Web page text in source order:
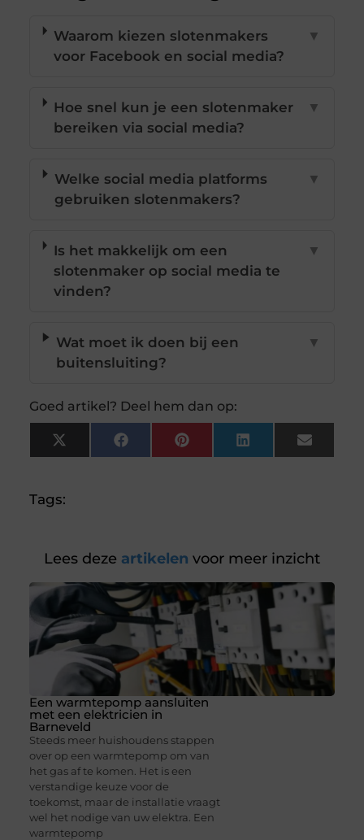
Waarom kiezen slotenmakers
voor Facebook en social media?
▼
Hoe snel kun je een slotenmaker
bereiken via social media?
▼
Welke social media platforms
gebruiken slotenmakers?
▼
Is het makkelijk om een
slotenmaker op social media te
vinden?
▼
Wat moet ik doen bij een
buitensluiting?
▼
Goed artikel? Deel hem dan op:
X
(Twitter)
FacebookPinterestLinkedInEmail
Tags:
Lees deze artikelen voor meer inzicht
Een warmtepomp aansluiten
met een elektricien in
Barneveld
Steeds meer huishoudens stappen
over op een warmtepomp om van
het gas af te komen. Het is een
verstandige keuze voor de
toekomst, maar de installatie vraagt
wel het nodige van uw elektra. Een
warmtepomp